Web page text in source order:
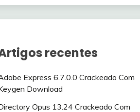
recentes
Express 6.7.0.0 Crackeado Com
Download
Opus 13.24 Crackeado Com